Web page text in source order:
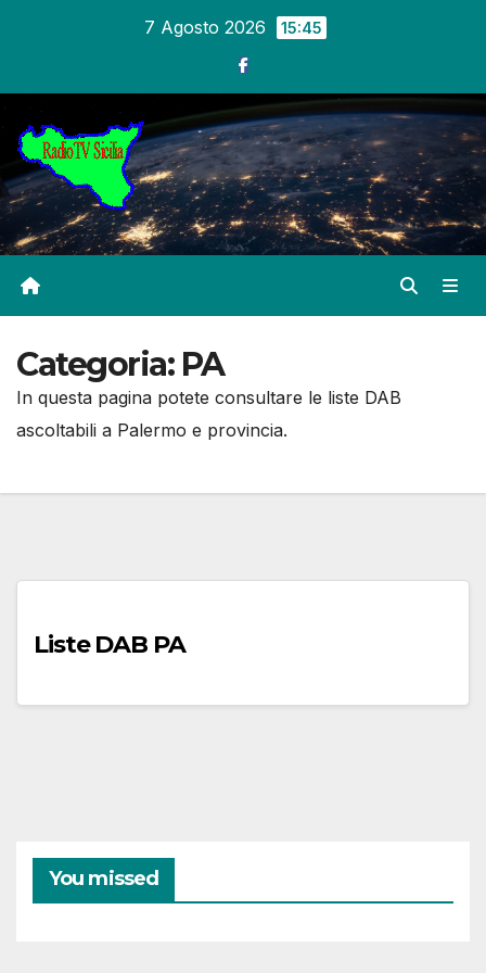
7 Agosto 2026 15:45
Categoria: PA
In questa pagina potete consultare le liste DAB
ascoltabili a Palermo e provincia.
Liste DAB PA
You missed